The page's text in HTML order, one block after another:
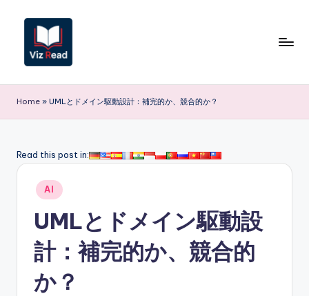
content
iz
R
a
p
Home » UMLとドメイン駆動設計：補完的か、競合的か？
Read this post in:
Posted
in
AI
UMLとドメイン駆動設
計：補完的か、競合的
か？